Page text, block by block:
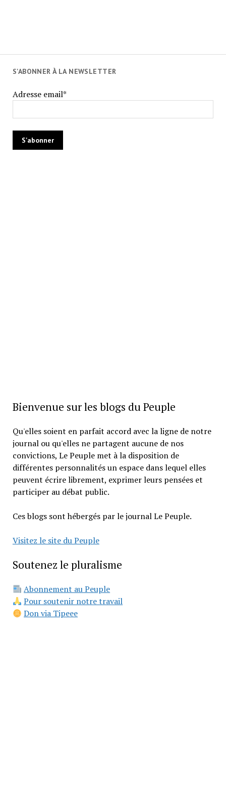
S'ABONNER À LA NEWSLETTER
Adresse email*
Bienvenue sur les blogs du Peuple
Qu'elles soient en parfait accord avec la ligne de notre
journal ou qu'elles ne partagent aucune de nos
convictions, Le Peuple met à la disposition de
différentes personnalités un espace dans lequel elles
peuvent écrire librement, exprimer leurs pensées et
participer au débat public.
Ces blogs sont hébergés par le journal Le Peuple.
Visitez le site du Peuple
Soutenez le pluralisme
Abonnement au Peuple
Pour soutenir notre travail
Don via Tipeee